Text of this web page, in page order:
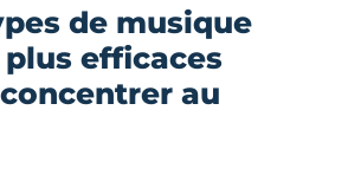
de musique
efficaces
au